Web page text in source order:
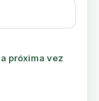
próxima vez